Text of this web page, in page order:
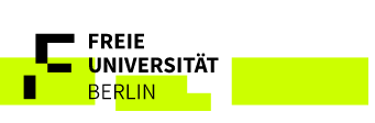
direkt
Inhalt
Service-
Navigation